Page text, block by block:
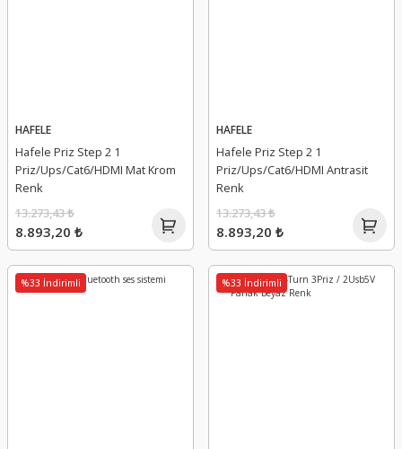
HAFELE
Hafele Priz Step 2 1
Priz/Ups/Cat6/HDMI Mat Krom
Renk
8.893,20 ₺
13.273,43 ₺
HAFELE
Hafele Priz Step 2 1
Priz/Ups/Cat6/HDMI Antrasit
Renk
8.893,20 ₺
13.273,43 ₺
%33 İndirimli %33 İndirimli